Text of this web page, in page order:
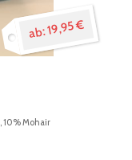
19,95 €
10% Mohair